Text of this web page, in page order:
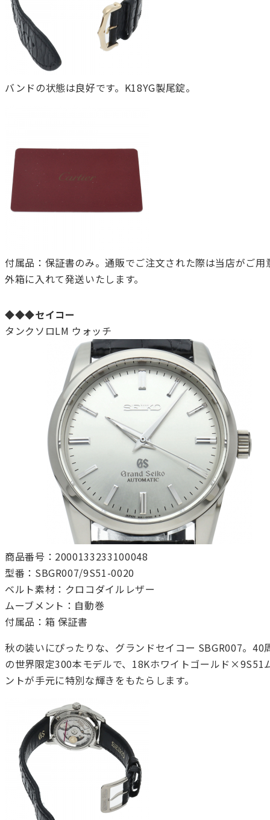
バンドの状態は良好です。K18YG製尾錠。
付属品：保証書のみ。通販でご注文された際は当店がご用
外箱に入れて発送いたします。
◆◆◆セイコー
タンクソロLM ウォッチ
商品番号：2000133233100048
型番：SBGR007/9S51-0020
ベルト素材：クロコダイルレザー
ムーブメント：自動巻
付属品：箱 保証書
秋の装いにぴったりな、グランドセイコー SBGR007。40
の世界限定300本モデルで、18Kホワイトゴールド×9S51
ントが手元に特別な輝きをもたらします。